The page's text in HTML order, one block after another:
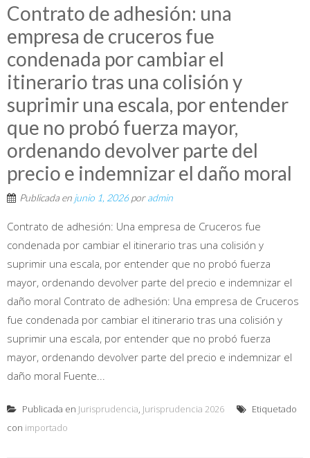
Contrato de adhesión: una
empresa de cruceros fue
condenada por cambiar el
itinerario tras una colisión y
suprimir una escala, por entender
que no probó fuerza mayor,
ordenando devolver parte del
precio e indemnizar el daño moral
Publicada en junio 1, 2026poradmin
Contrato de adhesión: Una empresa de Cruceros fue
condenada por cambiar el itinerario tras una colisión y
suprimir una escala, por entender que no probó fuerza
mayor, ordenando devolver parte del precio e indemnizar el
daño moral Contrato de adhesión: Una empresa de Cruceros
fue condenada por cambiar el itinerario tras una colisión y
suprimir una escala, por entender que no probó fuerza
mayor, ordenando devolver parte del precio e indemnizar el
daño moral Fuente...
Publicada en Jurisprudencia, Jurisprudencia 2026
Etiquetado
con importado